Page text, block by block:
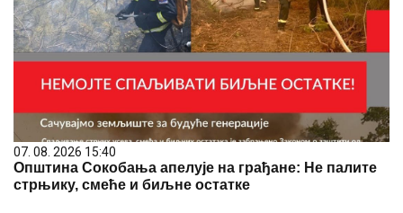
07. 08. 2026 15:40
Општина Сокобања апелује на грађане: Не палите
стрњику, смеће и биљне остатке